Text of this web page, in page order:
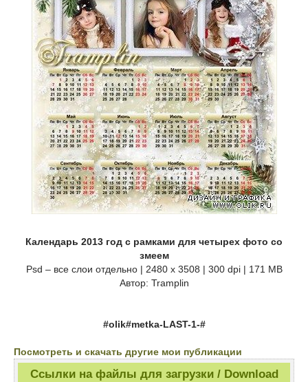
Календарь 2013 год с рамками для четырех фото со
змеем
Psd – все слои отдельно | 2480 x 3508 | 300 dpi | 171 MB
Автор: Tramplin
#olik#metka-LAST-1-#
Посмотреть и скачать другие мои публикации
Ссылки на файлы для загрузки / Download